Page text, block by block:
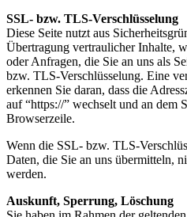
SSL- bzw. TLS-Verschlüsselung
Diese Seite nutzt aus
Übertragung vertraulicher Inhalte,
oder Anfragen, die Sie an uns als
bzw. TLS-Verschlüsselung. Eine
erkennen Sie daran, dass die
auf “https://” wechselt und an dem
Browserzeile.
Wenn die SSL- bzw. TLS-
Daten, die Sie an uns übermitteln,
werden.
Auskunft, Sperrung, Löschung